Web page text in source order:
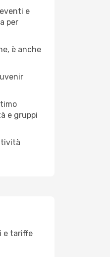
e
per
è anche
e gruppi
e tariffe